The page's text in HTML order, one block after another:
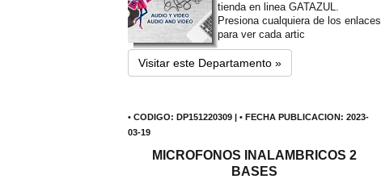
tienda en linea GATAZUL.
Presiona cualquiera de los enlaces
para ver cada artic
Visitar este Departamento »
• CODIGO: DP151220309 | • FECHA PUBLICACION: 2023-
03-19
MICROFONOS INALAMBRICOS 2
BASES